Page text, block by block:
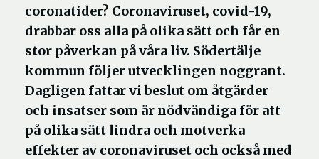
coronatider? Coronaviruset, covid-19,
drabbar oss alla på olika sätt och får en
stor påverkan på våra liv. Södertälje
kommun följer utvecklingen noggrant.
Dagligen fattar vi beslut om åtgärder
och insatser som är nödvändiga för att
på olika sätt lindra och motverka
effekter av coronaviruset och också med